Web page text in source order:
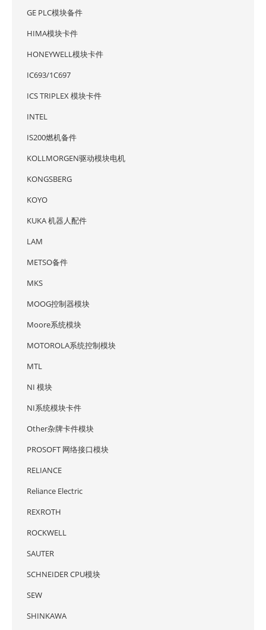
GE PLC模块备件
HIMA模块卡件
HONEYWELL模块卡件
IC693/1C697
ICS TRIPLEX 模块卡件
INTEL
IS200燃机备件
KOLLMORGEN驱动模块电机
KONGSBERG
KOYO
KUKA 机器人配件
LAM
METSO备件
MKS
MOOG控制器模块
Moore系统模块
MOTOROLA系统控制模块
MTL
NI 模块
NI系统模块卡件
Other杂牌卡件模块
PROSOFT 网络接口模块
RELIANCE
Reliance Electric
REXROTH
ROCKWELL
SAUTER
SCHNEIDER CPU模块
SEW
SHINKAWA